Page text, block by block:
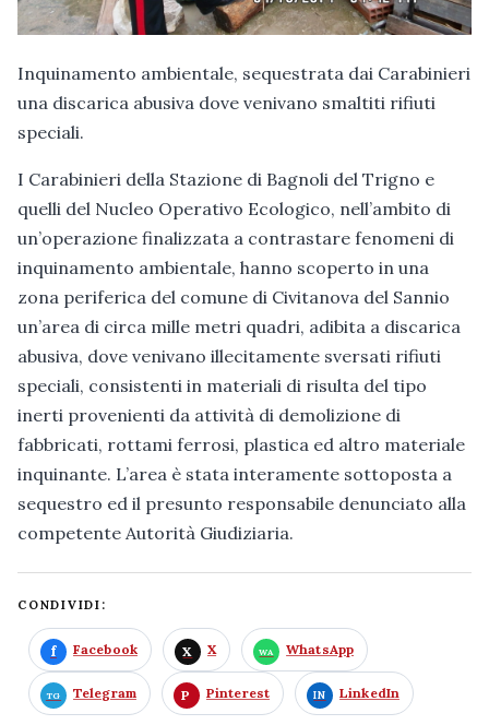
Inquinamento ambientale, sequestrata dai Carabinieri
una discarica abusiva dove venivano smaltiti rifiuti
speciali.
I Carabinieri della Stazione di Bagnoli del Trigno e
quelli del Nucleo Operativo Ecologico, nell’ambito di
un’operazione finalizzata a contrastare fenomeni di
inquinamento ambientale, hanno scoperto in una
zona periferica del comune di Civitanova del Sannio
un’area di circa mille metri quadri, adibita a discarica
abusiva, dove venivano illecitamente sversati rifiuti
speciali, consistenti in materiali di risulta del tipo
inerti provenienti da attività di demolizione di
fabbricati, rottami ferrosi, plastica ed altro materiale
inquinante. L’area è stata interamente sottoposta a
sequestro ed il presunto responsabile denunciato alla
competente Autorità Giudiziaria.
CONDIVIDI:
Facebook X WhatsApp
Telegram Pinterest LinkedIn